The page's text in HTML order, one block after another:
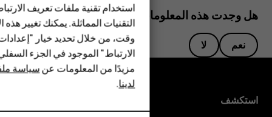
HMD Terra M
HMD DUB
للأعمال
هل وجدت هذه المعلومات مفيدة؟
نعم لا
استكشف
استخدام تقنية ملفات تعريف
التقنيات المماثلة. يمكنك تغيير
وقت، من خلال تحديد خيار
الارتباط" الموجود في الجزء
مزيدًا من المعلومات عنسياسة
لدينا.